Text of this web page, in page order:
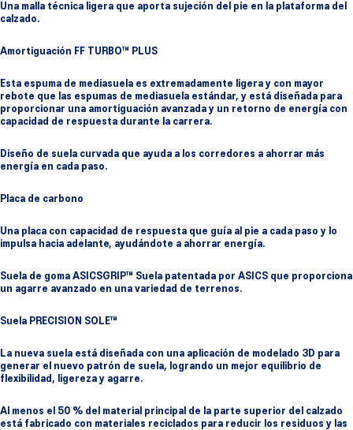
Una malla técnica ligera que aporta sujeción del pie en la plataforma del
calzado.
Amortiguación FF TURBO™ PLUS
Esta espuma de mediasuela es extremadamente ligera y con mayor
rebote que las espumas de mediasuela estándar, y está diseñada para
proporcionar una amortiguación avanzada y un retorno de energía con
capacidad de respuesta durante la carrera.
Diseño de suela curvada que ayuda a los corredores a ahorrar más
energía en cada paso.
Placa de carbono
Una placa con capacidad de respuesta que guía al pie a cada paso y lo
impulsa hacia adelante, ayudándote a ahorrar energía.
Suela de goma ASICSGRIP™ Suela patentada por ASICS que proporciona
un agarre avanzado en una variedad de terrenos.
Suela PRECISION SOLE™
La nueva suela está diseñada con una aplicación de modelado 3D para
generar el nuevo patrón de suela, logrando un mejor equilibrio de
flexibilidad, ligereza y agarre.
Al menos el 50 % del material principal de la parte superior del calzado
está fabricado con materiales reciclados para reducir los residuos y las